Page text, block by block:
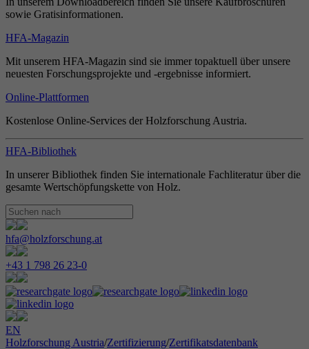
sowie Gratisinformationen.
HFA-Magazin
Mit unserem HFA-Magazin sind sie immer topaktuell über unsere
neuesten Forschungsprojekte und -ergebnisse informiert.
Online-Plattformen
Kostenlose Online-Services der Holzforschung Austria.
HFA-Bibliothek
In unserer Bibliothek finden Sie internationale Fachliteratur über die
gesamte Wertschöpfungskette von Holz.
hfa@holzforschung.at
+43 1 798 26 23-0
EN
Holzforschung Austria/Zertifizierung/Zertifikatsdatenbank